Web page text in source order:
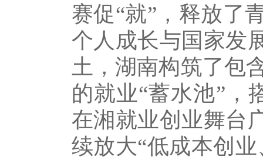
赛促“就”，释放了
个人成长与国家发
土，湖南构筑了包
的就业“蓄水池”，
在湘就业创业舞台
续放大“低成本创